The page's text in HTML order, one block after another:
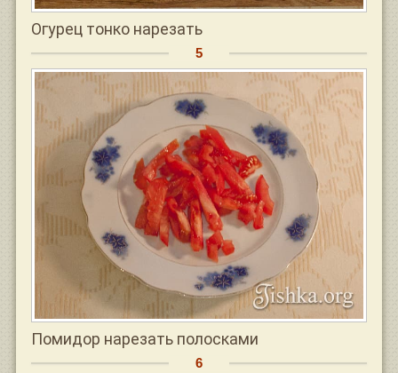
Огурец тонко нарезать
Помидор нарезать полосками